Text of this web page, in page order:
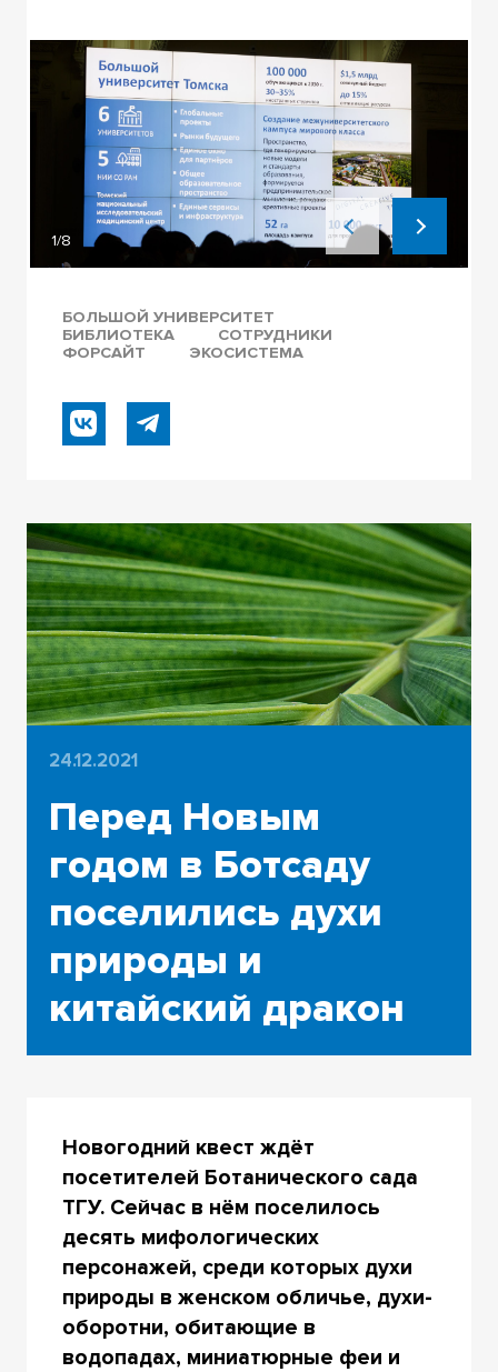
1/8
БОЛЬШОЙ УНИВЕРСИТЕТ
БИБЛИОТЕКА
СОТРУДНИКИ
ФОРСАЙТ
ЭКОСИСТЕМА
24.12.2021
Перед Новым
годом в Ботсаду
поселились духи
природы и
китайский дракон
Новогодний квест ждёт
посетителей Ботанического сада
ТГУ. Сейчас в нём поселилось
десять мифологических
персонажей, среди которых духи
природы в женском обличье, духи-
оборотни, обитающие в
водопадах, миниатюрные феи и